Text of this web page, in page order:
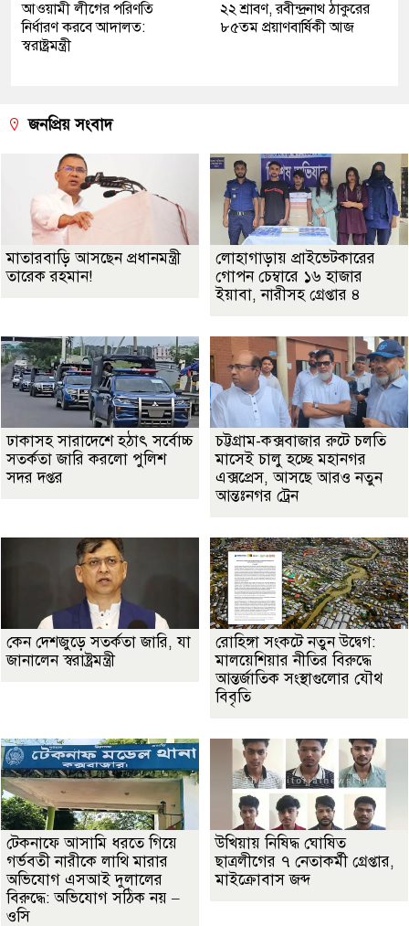
আওয়ামী লীগের পরিণতি
নির্ধারণ করবে আদালত:
স্বরাষ্ট্রমন্ত্রী
২২ শ্রাবণ, রবীন্দ্রনাথ ঠাকুরের
৮৫তম প্রয়াণবার্ষিকী আজ
জনপ্রিয় সংবাদ
মাতারবাড়ি আসছেন প্রধানমন্ত্রী
তারেক রহমান!
লোহাগাড়ায় প্রাইভেটকারের
গোপন চেম্বারে ১৬ হাজার
ইয়াবা, নারীসহ গ্রেপ্তার ৪
ঢাকাসহ সারাদেশে হঠাৎ সর্বোচ্চ
সতর্কতা জা‌রি করলো পুলিশ
সদর দপ্তর
চট্টগ্রাম-কক্সবাজার রুটে চলতি
মাসেই চালু হচ্ছে মহানগর
এক্সপ্রেস, আসছে আরও নতুন
আন্তঃনগর ট্রেন
কেন দেশজুড়ে সতর্কতা জারি, যা
জানালেন স্বরাষ্ট্রমন্ত্রী
রোহিঙ্গা সংকটে নতুন উদ্বেগ:
মালয়েশিয়ার নীতির বিরুদ্ধে
আন্তর্জাতিক সংস্থাগুলোর যৌথ
বিবৃতি
টেকনাফে আসামি ধরতে গিয়ে
গর্ভবতী নারীকে লাথি মারার
অভিযোগ এসআই দুলালের
বিরুদ্ধে: অভিযোগ সঠিক নয় –
ওসি
উখিয়ায় নিষিদ্ধ ঘোষিত
ছাত্রলীগের ৭ নেতাকর্মী গ্রেপ্তার,
মাইক্রোবাস জব্দ